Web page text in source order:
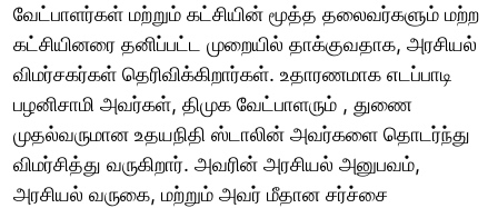
வேட்பாளர்கள் மற்றும் கட்சியின் மூத்த தலைவர்களும் மற்ற
கட்சியினரை தனிப்பட்ட முறையில் தாக்குவதாக, அரசியல்
விமர்சகர்கள் தெரிவிக்கிறார்கள். உதாரணமாக எடப்பாடி
பழனிசாமி அவர்கள், திமுக வேட்பாளரும் , துணை
முதல்வருமான உதயநிதி ஸ்டாலின் அவர்களை தொடர்ந்து
விமர்சித்து வருகிறார். அவரின் அரசியல் அனுபவம்,
அரசியல் வருகை, மற்றும் அவர் மீதான சர்ச்சை